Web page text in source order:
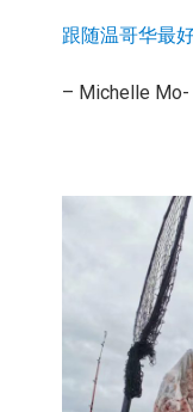
跟随温哥华最
– Michelle Mo-